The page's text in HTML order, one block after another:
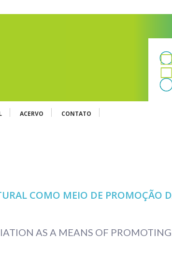
ACERVO CONTATO
COMO MEIO DE PROMOÇÃO
AS A MEANS OF